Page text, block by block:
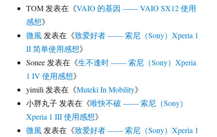
TOM 发表在《VAIO 的基因 —— VAIO SX12 使用
感想》
微風 发表在《致爱好者 —— 索尼（Sony）Xperia 1
II 简单使用感想》
Sonee 发表在《生不逢时 —— 索尼（Sony）Xperia
1 IV 使用感想》
yimili 发表在《Muteki In Mobility》
小胖丸子 发表在《唯快不破 —— 索尼（Sony）
Xperia 1 III 使用感想》
微風 发表在《致爱好者 —— 索尼（Sony）Xperia 1